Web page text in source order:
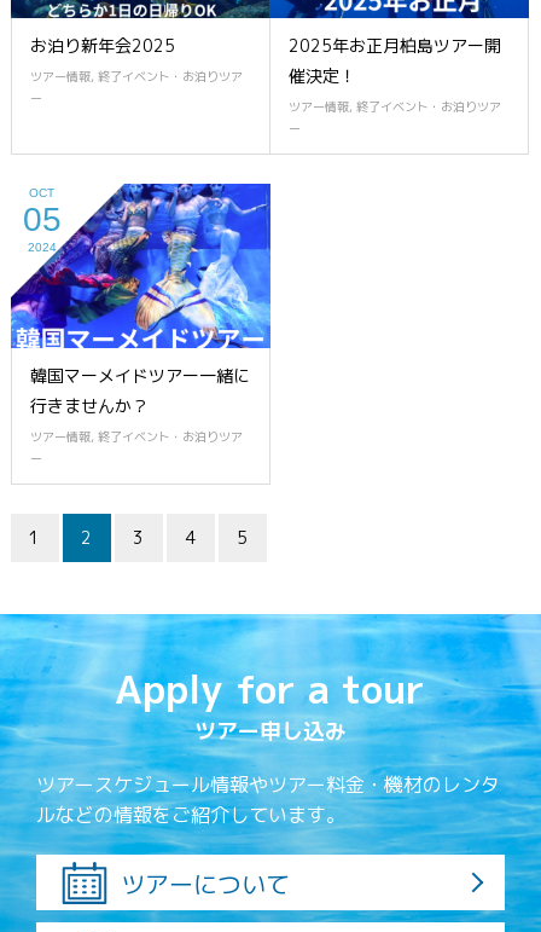
お泊り新年会2025
ツアー情報, 終了イベント・お泊りツア
ー
2025年お正月柏島ツアー開
催決定！
ツアー情報, 終了イベント・お泊りツア
ー
OCT
05
2024
韓国マーメイドツアー一緒に
行きませんか？
ツアー情報, 終了イベント・お泊りツア
ー
1 2 3 4 5
Apply for a tour
ツアー申し込み
ツアースケジュール情報やツアー料金・機材のレンタ
ルなどの情報をご紹介しています。
ツアーについて